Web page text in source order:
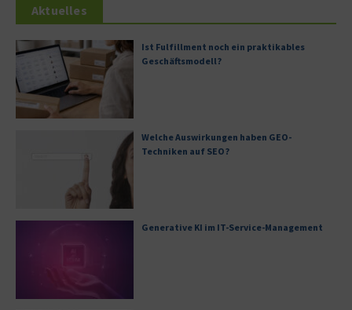
Aktuelles
Ist Fulfillment noch ein praktikables
Geschäftsmodell?
Welche Auswirkungen haben GEO-
Techniken auf SEO?
Generative KI im IT-Service-Management